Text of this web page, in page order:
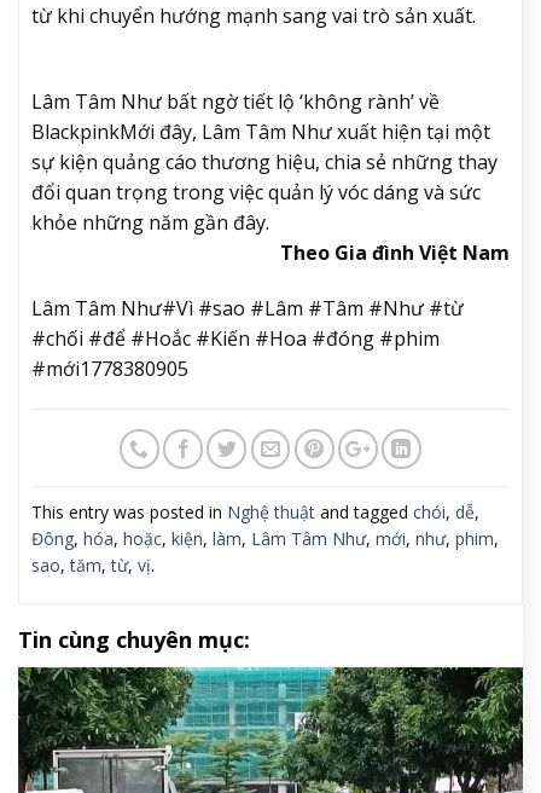
từ khi chuyển hướng mạnh sang vai trò sản xuất.
Lâm Tâm Như bất ngờ tiết lộ ‘không rành’ về
BlackpinkMới đây, Lâm Tâm Như xuất hiện tại một
sự kiện quảng cáo thương hiệu, chia sẻ những thay
đổi quan trọng trong việc quản lý vóc dáng và sức
khỏe những năm gần đây.
Theo Gia đình Việt Nam
Lâm Tâm Như#Vì #sao #Lâm #Tâm #Như #từ
#chối #để #Hoắc #Kiến #Hoa #đóng #phim
#mới1778380905
This entry was posted in Nghệ thuật and tagged chói, dễ,
Đông, hóa, hoặc, kiện, làm, Lâm Tâm Như, mới, như, phim,
sao,tăm,từ, vị.
Tin cùng chuyên mục: